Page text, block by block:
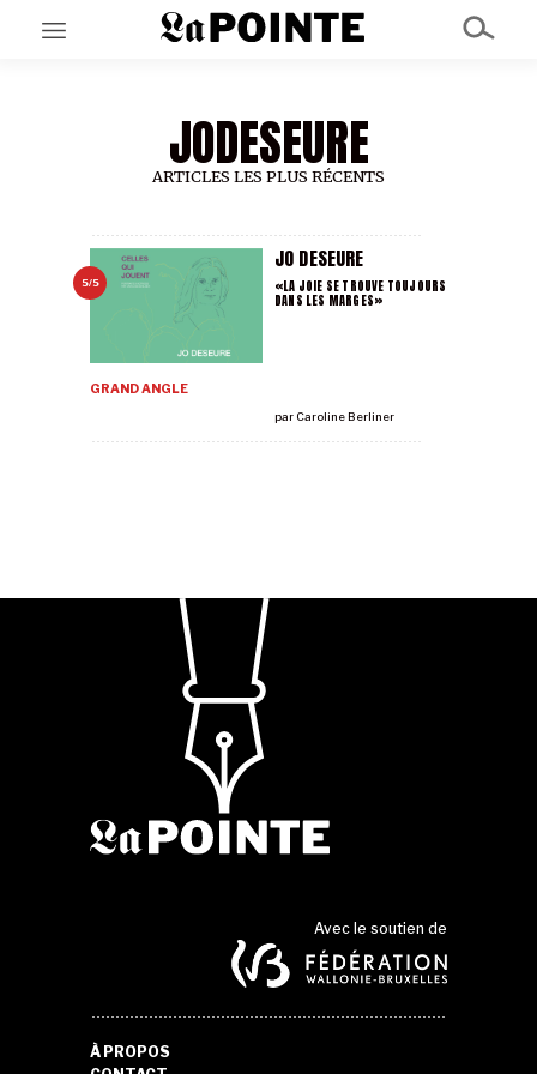
EN CE MOMENT
GRAND ANGLE
AU LARGE
À PROPOS
NOS PARTENAIRES
JODESEURE
ARTICLES LES PLUS RÉCENTS
5/5
JO DESEURE
«LA JOIE SE TROUVE TOUJOURS
DANS LES MARGES»
GRAND ANGLE
par Caroline Berliner
Avec le soutien de
À PROPOS